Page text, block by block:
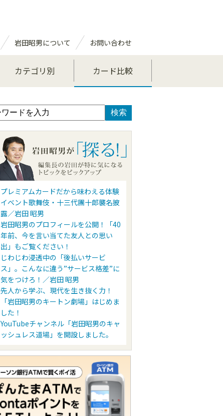
岩田昭男について お問い合わせ
カテゴリ別 カード比較
プレミアムカードだから味わえる体験
イベント歌舞伎・十三代團十郎襲名披
露／岩田 昭男
岩田昭男のプロフィールを公開！「40
年前、今を言い当てた友人との思い
出」もご覧ください！
じわじわ浸透中の「後払いサービ
ス」。こんなに違う”サービス格差”に
気をつけろ！／岩田 昭男
先人から学ぶ、現代を生き抜く力！
「岩田昭男のキートン劇場」はじめま
した！
YouTubeチャンネル「岩田昭男のキャ
ッシュレス道場」を開設しました。